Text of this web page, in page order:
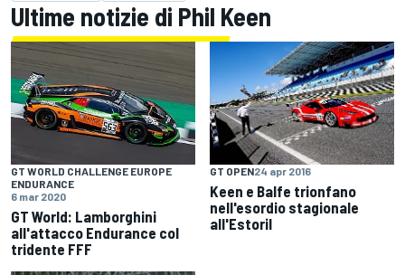
Ultime notizie di Phil Keen
GT WORLD CHALLENGE EUROPE
ENDURANCE
6 mar 2020
GT World: Lamborghini
all'attacco Endurance col
tridente FFF
GT OPEN24 apr 2016
Keen e Balfe trionfano
nell'esordio stagionale
all'Estoril